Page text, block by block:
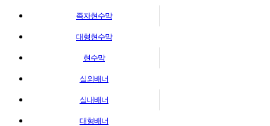
족자현수막
대형현수막
현수막
실외배너
실내배너
대형배너